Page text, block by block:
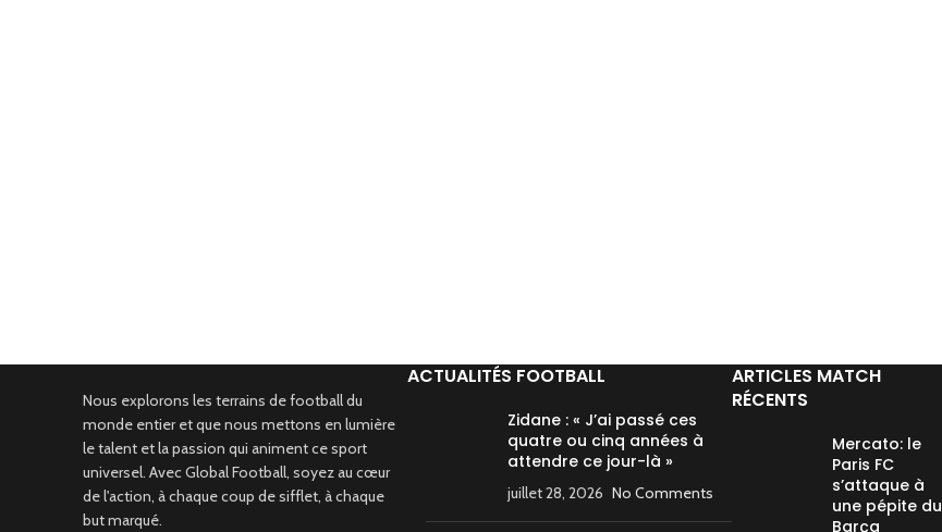
Nous explorons les terrains de football du
monde entier et que nous mettons en lumière
le talent et la passion qui animent ce sport
universel. Avec Global Football, soyez au cœur
de l'action, à chaque coup de sifflet, à chaque
but marqué.
ACTUALITÉS FOOTBALL
Zidane : « J’ai passé ces
quatre ou cinq années à
attendre ce jour-là »
juillet 28, 2026 No Comments
ARTICLES MATCH
RÉCENTS
Mercato: le
Paris FC
s’attaque à
une pépite du
Barça